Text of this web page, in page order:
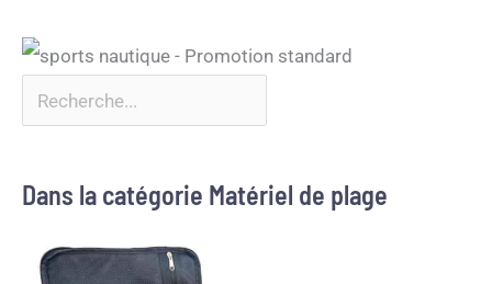
Dans la catégorie Matériel de plage